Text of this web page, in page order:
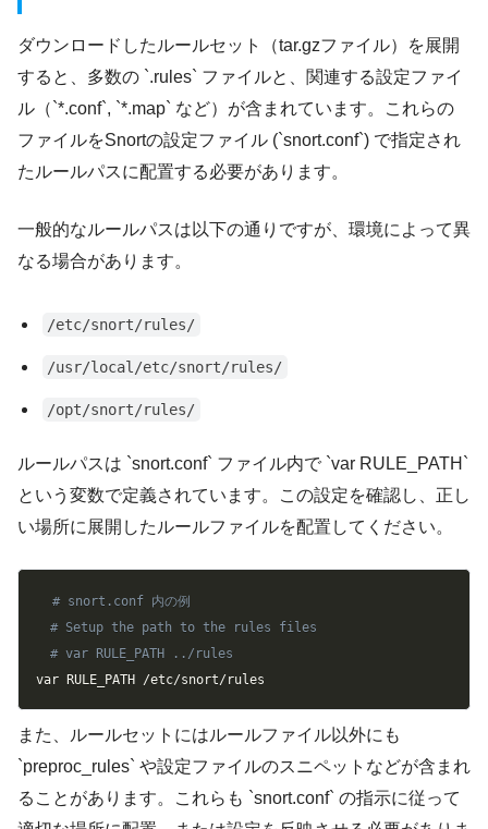
ダウンロードしたルールセット（tar.gzファイル）を展開
すると、多数の `.rules` ファイルと、関連する設定ファイ
ル（`*.conf`, `*.map` など）が含まれています。これらの
ファイルをSnortの設定ファイル (`snort.conf`) で指定され
たルールパスに配置する必要があります。
一般的なルールパスは以下の通りですが、環境によって異
なる場合があります。
/etc/snort/rules/
/usr/local/etc/snort/rules/
/opt/snort/rules/
ルールパスは `snort.conf` ファイル内で `var RULE_PATH`
という変数で定義されています。この設定を確認し、正し
い場所に展開したルールファイルを配置してください。
# snort.conf 内の例
# Setup the path to the rules files
# var RULE_PATH ../rules
var RULE_PATH /etc/snort/rules
また、ルールセットにはルールファイル以外にも
`preproc_rules` や設定ファイルのスニペットなどが含まれ
ることがあります。これらも `snort.conf` の指示に従って